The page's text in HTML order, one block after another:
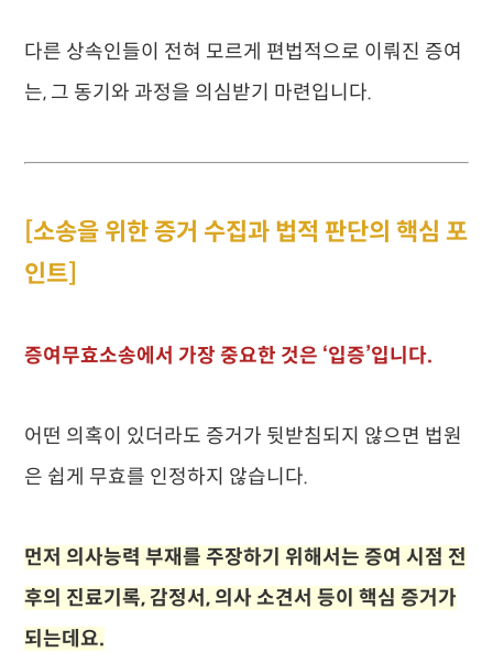
다른 상속인들이 전혀 모르게 편법적으로 이뤄진 증여
는, 그 동기와 과정을 의심받기 마련입니다.
[소송을 위한 증거 수집과 법적 판단의 핵심 포
인트]
증여무효소송에서 가장 중요한 것은 ‘입증’입니다.
어떤 의혹이 있더라도 증거가 뒷받침되지 않으면 법원
은 쉽게 무효를 인정하지 않습니다.
먼저 의사능력 부재를 주장하기 위해서는 증여 시점 전
후의 진료기록, 감정서, 의사 소견서 등이 핵심 증거가
되는데요.